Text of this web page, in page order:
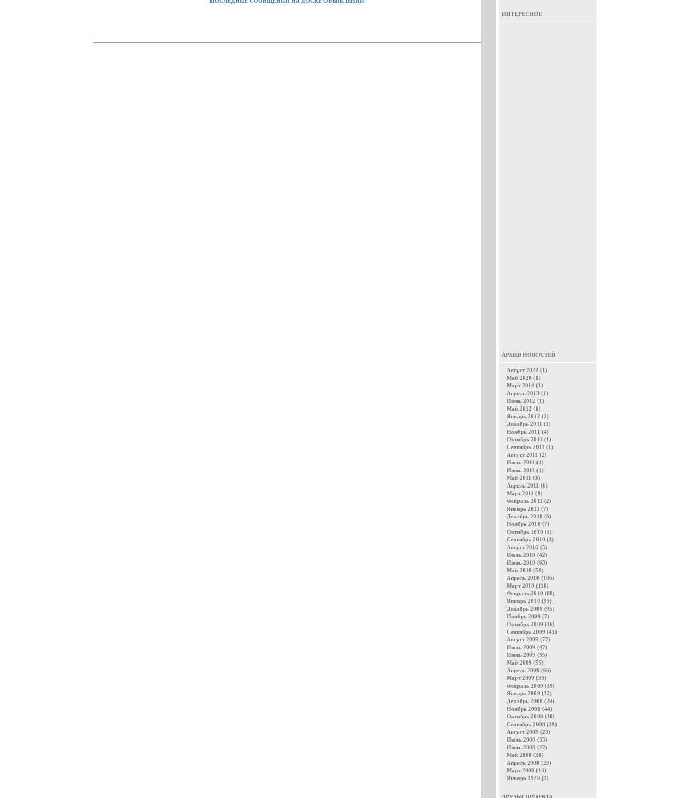
ИНТЕРЕСНОЕ
АРХИВ НОВОСТЕЙ
Август 2022 (1)
Май 2020 (1)
Март 2014 (1)
Апрель 2013 (1)
Июнь 2012 (1)
Май 2012 (1)
Январь 2012 (2)
Декабрь 2011 (1)
Ноябрь 2011 (4)
Октябрь 2011 (1)
Сентябрь 2011 (1)
Август 2011 (2)
Июль 2011 (1)
Июнь 2011 (1)
Май 2011 (3)
Апрель 2011 (6)
Март 2011 (9)
Февраль 2011 (2)
Январь 2011 (7)
Декабрь 2010 (6)
Ноябрь 2010 (7)
Октябрь 2010 (5)
Сентябрь 2010 (2)
Август 2010 (5)
Июль 2010 (42)
Июнь 2010 (63)
Май 2010 (59)
Апрель 2010 (106)
Март 2010 (118)
Февраль 2010 (88)
Январь 2010 (95)
Декабрь 2009 (95)
Ноябрь 2009 (7)
Октябрь 2009 (16)
Сентябрь 2009 (43)
Август 2009 (77)
Июль 2009 (47)
Июнь 2009 (35)
Май 2009 (55)
Апрель 2009 (66)
Март 2009 (33)
Февраль 2009 (39)
Январь 2009 (32)
Декабрь 2008 (29)
Ноябрь 2008 (44)
Октябрь 2008 (30)
Сентябрь 2008 (29)
Август 2008 (28)
Июль 2008 (35)
Июнь 2008 (22)
Май 2008 (38)
Апрель 2008 (23)
Март 2008 (14)
Январь 1970 (1)